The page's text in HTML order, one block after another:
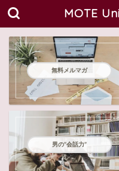
MOTE
無料メルマガ
男の"会話力"